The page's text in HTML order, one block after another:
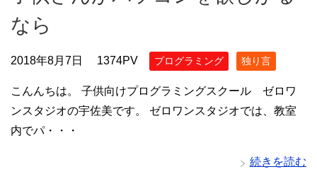
なら
2018年8月7日 1374PV プログラミング 独り言
こんんちは。 子供向けプログラミングスクール ゼロワ
ンスタジオの宇佐美です。 ゼロワンスタジオでは、教室
内でパ・・・
続きを読む